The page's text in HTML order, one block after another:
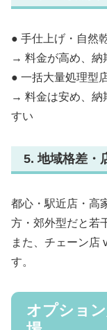
● 手仕上げ・自然
→ 料金が高め、納
● 一括大量処理型
→ 料金は安め、納
すい
5. 地域格差・
都心・駅近店・高
方・郊外型だと若
また、チェーン店
す。
オプショ